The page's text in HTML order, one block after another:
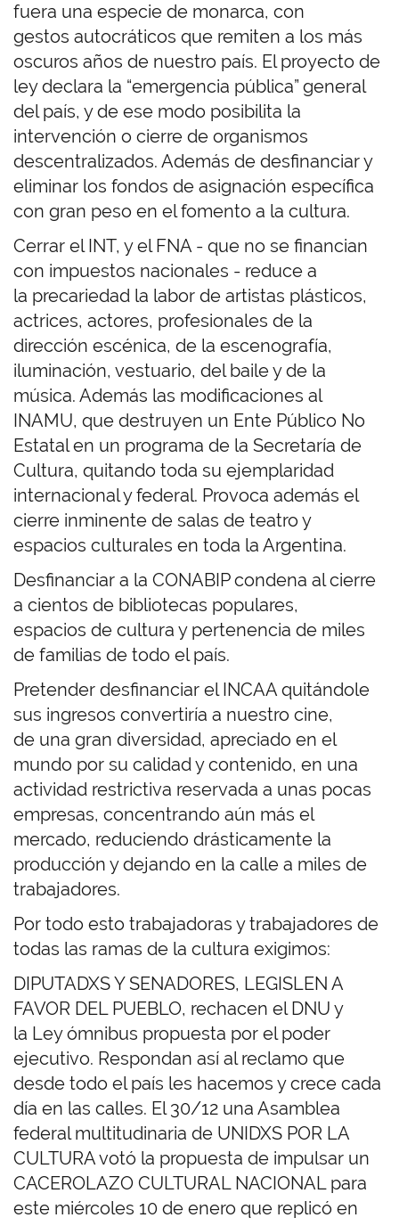
fuera una especie de monarca, con
gestos autocráticos que remiten a los más
oscuros años de nuestro país. El proyecto de
ley declara la “emergencia pública” general
del país, y de ese modo posibilita la
intervención o cierre de organismos
descentralizados. Además de desfinanciar y
eliminar los fondos de asignación específica
con gran peso en el fomento a la cultura.
Cerrar el INT, y el FNA - que no se financian
con impuestos nacionales - reduce a
la precariedad la labor de artistas plásticos,
actrices, actores, profesionales de la
dirección escénica, de la escenografía,
iluminación, vestuario, del baile y de la
música. Además las modificaciones al
INAMU, que destruyen un Ente Público No
Estatal en un programa de la Secretaría de
Cultura, quitando toda su ejemplaridad
internacional y federal. Provoca además el
cierre inminente de salas de teatro y
espacios culturales en toda la Argentina.
Desfinanciar a la CONABIP condena al cierre
a cientos de bibliotecas populares,
espacios de cultura y pertenencia de miles
de familias de todo el país.
Pretender desfinanciar el INCAA quitándole
sus ingresos convertiría a nuestro cine,
de una gran diversidad, apreciado en el
mundo por su calidad y contenido, en una
actividad restrictiva reservada a unas pocas
empresas, concentrando aún más el
mercado, reduciendo drásticamente la
producción y dejando en la calle a miles de
trabajadores.
Por todo esto trabajadoras y trabajadores de
todas las ramas de la cultura exigimos:
DIPUTADXS Y SENADORES, LEGISLEN A
FAVOR DEL PUEBLO, rechacen el DNU y
la Ley ómnibus propuesta por el poder
ejecutivo. Respondan así al reclamo que
desde todo el país les hacemos y crece cada
día en las calles. El 30/12 una Asamblea
federal multitudinaria de UNIDXS POR LA
CULTURA votó la propuesta de impulsar un
CACEROLAZO CULTURAL NACIONAL para
este miércoles 10 de enero que replicó en